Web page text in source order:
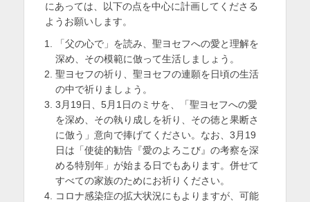
にあっては、以下の点を中心に計画してくださる
ようお願いします。
「父の心で」を読み、聖ヨセフへの愛と理解を
深め、その模範に倣って生活しましょう。
聖ヨセフの祈り、聖ヨセフの連願を日頃の生活
の中で祈りましょう。
3月19日、5月1日のミサを、「聖ヨセフへの愛
を深め、その執り成しを祈り、その徳と果断さ
に倣う」意向で捧げてください。なお、3月19
日は「使徒的勧告『愛のよろこび』の考察を深
める特別年」が始まる日でもあります。併せて
すべての家族のためにお祈りください。
コロナ感染症の拡大状況にもよりますが、可能